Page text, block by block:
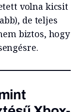
volna kicsit
de teljes
biztos, hogy